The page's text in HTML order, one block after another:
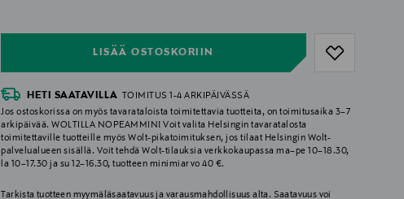
LISÄÄ OSTOSKORIIN
HETI SAATAVILLA
TOIMITUS 1-4 ARKIPÄIVÄSSÄ
Jos ostoskorissa on myös tavarataloista toimitettavia tuotteita, on toimitusaika 3–7
arkipäivää. WOLTILLA NOPEAMMIN! Voit valita Helsingin tavaratalosta
toimitettaville tuotteille myös Wolt-pikatoimituksen, jos tilaat Helsingin Wolt-
palvelualueen sisällä. Voit tehdä Wolt-tilauksia verkkokaupassa ma–pe 10–18.30,
la 10–17.30 ja su 12–16.30, tuotteen minimiarvo 40 €.
Tarkista tuotteen myymäläsaatavuus ja varausmahdollisuus alta. Saatavuus voi